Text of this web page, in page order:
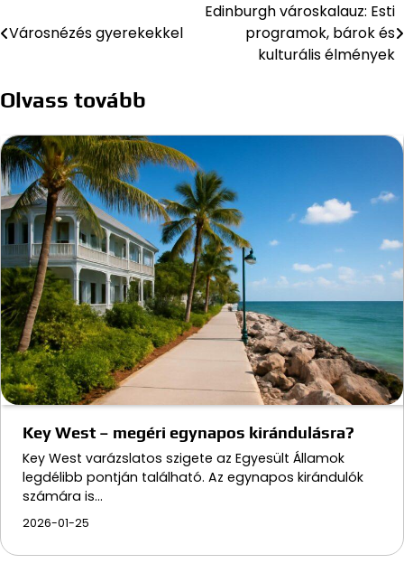
navigáció
Városnézés gyerekekkel
Edinburgh városkalauz: Esti
programok, bárok és
kulturális élmények
Olvass tovább
Key West – megéri egynapos kirándulásra?
Key West varázslatos szigete az Egyesült Államok
legdélibb pontján található. Az egynapos kirándulók
számára is…
2026-01-25